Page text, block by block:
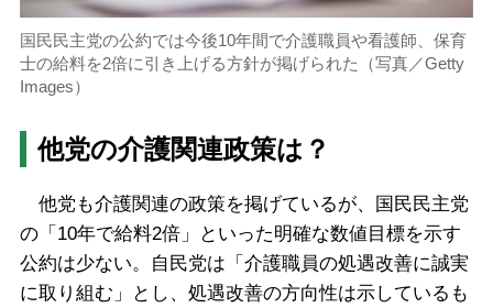
国民民主党の公約では今後10年間で介護職員や看護師、保育
士の給料を2倍に引き上げる方針が掲げられた（写真／Getty
Images）
他党の介護関連政策は？
他党も介護関連の政策を掲げているが、国民民主党
の「10年で給料2倍」といった明確な数値目標を示す
公約は少ない。自民党は「介護職員の処遇改善に誠実
に取り組む」とし、処遇改善の方向性は示しているも